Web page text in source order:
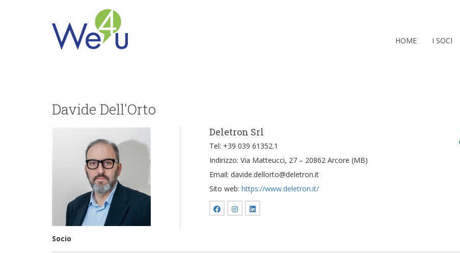
HOME I SOCI
Davide Dell'Orto
Socio
Deletron Srl
Tel: +39 039 61352.1
Indirizzo: Via Matteucci, 27 – 20862 Arcore (MB)
Email: davide.dellorto@deletron.it
Sito web: https://www.deletron.it/